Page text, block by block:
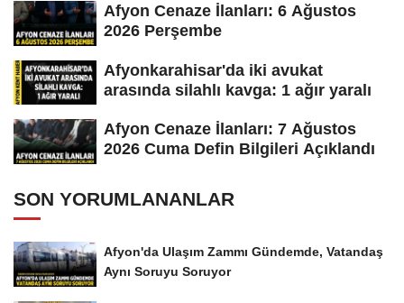
Afyon Cenaze İlanları: 6 Ağustos
2026 Perşembe
Afyonkarahisar'da iki avukat
arasında silahlı kavga: 1 ağır yaralı
Afyon Cenaze İlanları: 7 Ağustos
2026 Cuma Defin Bilgileri Açıklandı
SON YORUMLANANLAR
Afyon'da Ulaşım Zammı Gündemde, Vatandaş
Aynı Soruyu Soruyor